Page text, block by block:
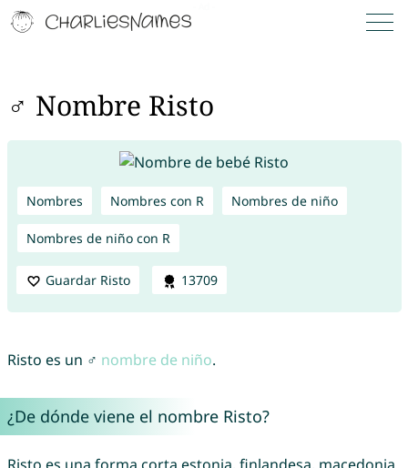
♂ Nombre Risto
Nombres Nombres con R Nombres de niño
Nombres de niño con R
Guardar Risto 13709
Risto es un ♂ nombre de niño.
¿De dónde viene el nombre Risto?